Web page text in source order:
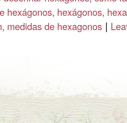
hexágonos, hexágonos,
, medidas de hexagonos |